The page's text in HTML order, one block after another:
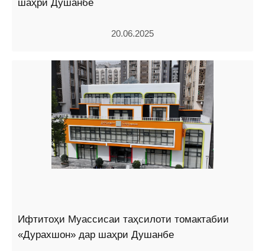
шаҳри Душанбе
20.06.2025
Ифтитоҳи Муассисаи таҳсилоти томактабии
«Дурахшон» дар шаҳри Душанбе